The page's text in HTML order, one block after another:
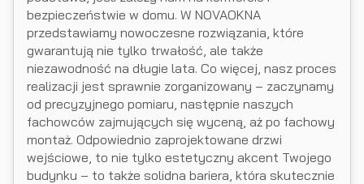
bezpieczeństwie w domu. W NOVAOKNA
przedstawiamy nowoczesne rozwiązania, które
gwarantują nie tylko trwałość, ale także
niezawodność na długie lata. Co więcej, nasz proces
realizacji jest sprawnie zorganizowany – zaczynamy
od precyzyjnego pomiaru, następnie naszych
fachowców zajmujących się wyceną, aż po fachowy
montaż. Odpowiednio zaprojektowane drzwi
wejściowe, to nie tylko estetyczny akcent Twojego
budynku – to także solidna bariera, która skutecznie